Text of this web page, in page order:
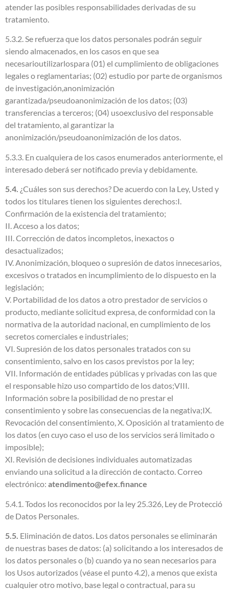
atender las posibles responsabilidades derivadas de su
tratamiento.
5.3.2. Se refuerza que los datos personales podrán seguir
siendo almacenados, en los casos en que sea
necesarioutilizarlospara (01) el cumplimiento de obligaciones
legales o reglamentarias; (02) estudio por parte de organismos
de investigación,anonimización
garantizada/pseudoanonimización de los datos; (03)
transferencias a terceros; (04) usoexclusivo del responsable
del tratamiento, al garantizar la
anonimización/pseudoanonimización de los datos.
5.3.3. En cualquiera de los casos enumerados anteriormente, el
interesado deberá ser notificado previa y debidamente.
5.4. ¿Cuáles son sus derechos? De acuerdo con la Ley, Usted y
todos los titulares tienen los siguientes derechos:I.
Confirmación de la existencia del tratamiento;
II. Acceso a los datos;
III. Corrección de datos incompletos, inexactos o
desactualizados;
IV. Anonimización, bloqueo o supresión de datos innecesarios,
excesivos o tratados en incumplimiento de lo dispuesto en la
legislación;
V. Portabilidad de los datos a otro prestador de servicios o
producto, mediante solicitud expresa, de conformidad con la
normativa de la autoridad nacional, en cumplimiento de los
secretos comerciales e industriales;
VI. Supresión de los datos personales tratados con su
consentimiento, salvo en los casos previstos por la ley;
VII. Información de entidades públicas y privadas con las que
el responsable hizo uso compartido de los datos;VIII.
Información sobre la posibilidad de no prestar el
consentimiento y sobre las consecuencias de la negativa;IX.
Revocación del consentimiento, X. Oposición al tratamiento de
los datos (en cuyo caso el uso de los servicios será limitado o
imposible);
XI. Revisión de decisiones individuales automatizadas
enviando una solicitud a la dirección de contacto. Correo
electrónico: atendimento@efex.finance
5.4.1. Todos los reconocidos por la ley 25.326, Ley de Protecció
de Datos Personales.
5.5. Eliminación de datos. Los datos personales se eliminarán
de nuestras bases de datos: (a) solicitando a los interesados de
los datos personales o (b) cuando ya no sean necesarios para
los Usos autorizados (véase el punto 4.2), a menos que exista
cualquier otro motivo, base legal o contractual, para su